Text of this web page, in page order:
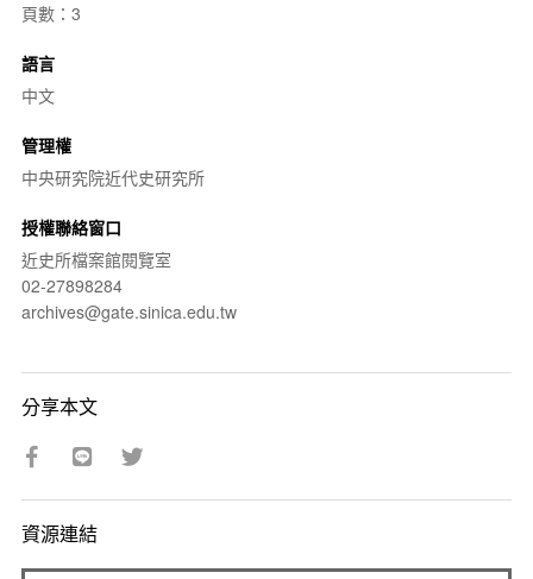
頁數：3
語言
中文
管理權
中央研究院近代史研究所
授權聯絡窗口
近史所檔案館閱覽室
02-27898284
archives@gate.sinica.edu.tw
分享本文
資源連結